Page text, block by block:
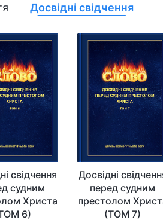
Досвідні свідчення
свідчення
судним
Христа
6)
Досвідні
перед судним
престолом
(ТОМ 7)